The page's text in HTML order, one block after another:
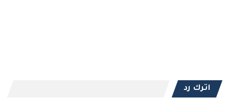
اترك رد